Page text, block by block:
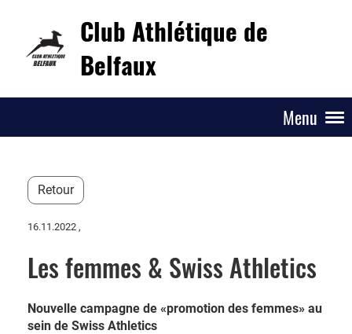
Club Athlétique de
Belfaux
Menu
Retour
16.11.2022 ,
Les femmes & Swiss Athletics
Nouvelle campagne de «promotion des femmes» au
sein de Swiss Athletics